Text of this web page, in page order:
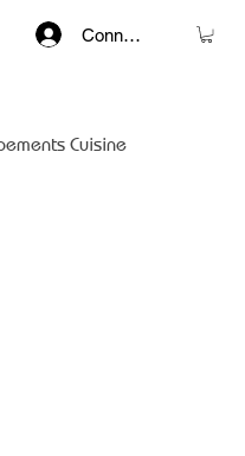
Connexion
Cuisine